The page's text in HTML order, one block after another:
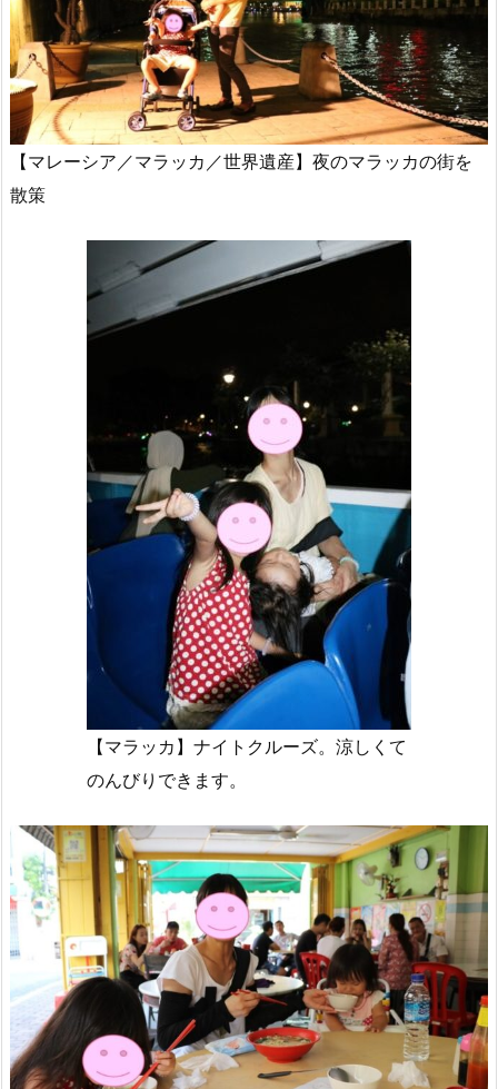
【マレーシア／マラッカ／世界遺産】夜のマラッカの街を
散策
【マラッカ】ナイトクルーズ。涼しくて
のんびりできます。